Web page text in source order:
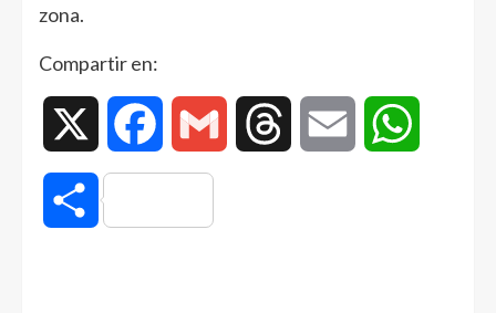
zona.
Compartir en:
Facebook Gmail Threads Email
Compartir